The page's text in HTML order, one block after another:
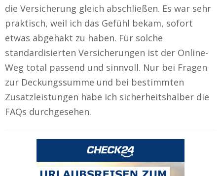
die Versicherung gleich abschließen. Es war sehr
praktisch, weil ich das Gefühl bekam, sofort
etwas abgehakt zu haben. Für solche
standardisierten Versicherungen ist der Online-
Weg total passend und sinnvoll. Nur bei Fragen
zur Deckungssumme und bei bestimmten
Zusatzleistungen habe ich sicherheitshalber die
FAQs durchgesehen.